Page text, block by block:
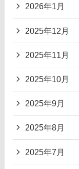
2026年1月
2025年12月
2025年11月
2025年10月
2025年9月
2025年8月
2025年7月